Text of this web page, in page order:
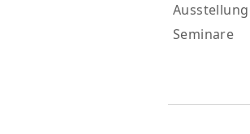
Seminare